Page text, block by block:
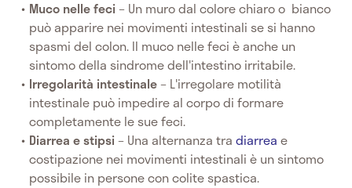
Muco nelle feci– Un muro dal colore chiaro o bianco
può apparire nei movimenti intestinali se si hanno
spasmi del colon. Il muco nelle feci è anche un
sintomo della sindrome dell'intestino irritabile.
Irregolarità intestinale– L'irregolare motilità
intestinale può impedire al corpo di formare
completamente le sue feci.
Diarrea e stipsi– Una alternanza tradiarrea e
costipazione nei movimenti intestinali è un sintomo
possibile in persone con colite spastica.